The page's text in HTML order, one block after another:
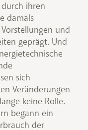
ihren
damals
und
geprägt. Und
sich
Veränderungen
keine Rolle.
begann ein
der